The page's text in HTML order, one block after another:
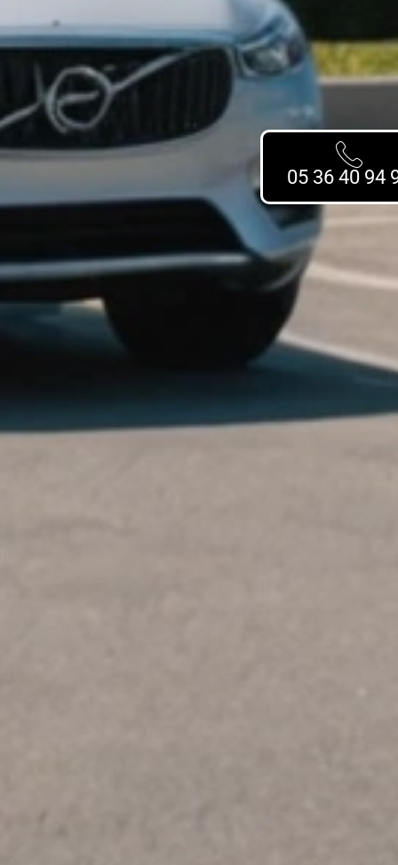
05 36 40 94